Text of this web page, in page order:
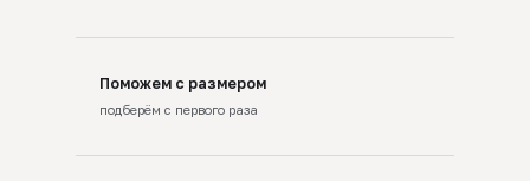
Поможем с размером
подберём с первого раза